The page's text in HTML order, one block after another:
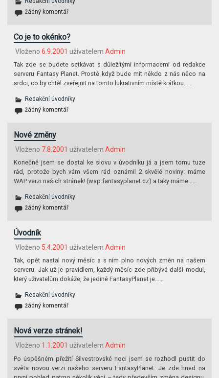
žádný komentář
Co je to okénko?
Vloženo 6.9.2001 uživatelem Admin
Tak zde se budete setkávat s důležitými informacemi od redakce
serveru Fantasy Planet. Prostě když bude mít někdo z nás něco na
srdci, co by chtěl zveřejnit na tomto lukrativním místě krátkou……
Redakční úvodníky
žádný komentář
Nové změny
Vloženo 7.8.2001 uživatelem Admin
Konečně jsem se dostal ke slovu v úvodníku já a jsem tomu tuze
rád, protože bych vám všem rád oznámil 2 skvělé noviny: máme
WAP verzi našich stránek! (wap.fantasypla­net.cz) a taky máme……
Redakční úvodníky
žádný komentář
Úvodník
Vloženo 5.4.2001 uživatelem Admin
Tak, opět nastal nový měsíc a s ním plno nových změn na našem
serveru. Jak už je pravidlem, každý měsíc zde přibývá další modul,
který uživatelům dokáže, že jedině FantasyPlanet je……
Redakční úvodníky
žádný komentář
Nová verze stránek!
Vloženo 1.1.2001 uživatelem Admin
Po úspěšném přežití Silvestrovské noci jsem se rozhodl pustit do
světa novou verzi našeho serveru FantasyPlanet. Je zde hned na